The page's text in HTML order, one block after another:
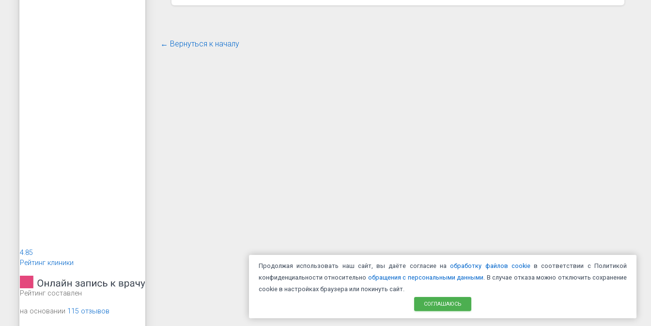
4.85
Рейтинг клиники
Рейтинг составлен
на основании 115 отзывов
← Вернуться к началу
Продолжая использовать наш сайт, вы даёте согласие наобработку файлов cookieв соответствии с Политикой
конфиденциальности относительно обращения с персональными данными. В случае отказа можно отключить сохранение
cookie в настройках браузера или покинуть сайт.
СОГЛАШАЮСЬ